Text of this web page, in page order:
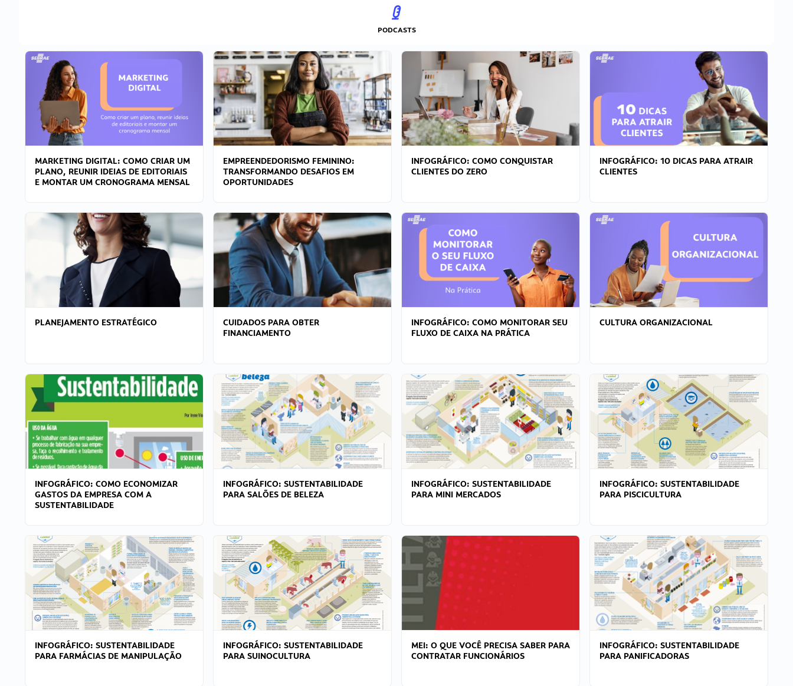
PODCASTS
MARKETING DIGITAL: COMO CRIAR UM
PLANO, REUNIR IDEIAS DE EDITORIAIS
E MONTAR UM CRONOGRAMA MENSAL
EMPREENDEDORISMO FEMININO:
TRANSFORMANDO DESAFIOS EM
OPORTUNIDADES
INFOGRÁFICO: COMO CONQUISTAR
CLIENTES DO ZERO
INFOGRÁFICO: 10 DICAS PARA ATRAIR
CLIENTES
PLANEJAMENTO ESTRATÉGICO
CUIDADOS PARA OBTER
FINANCIAMENTO
INFOGRÁFICO: COMO MONITORAR SEU
FLUXO DE CAIXA NA PRÁTICA
CULTURA ORGANIZACIONAL
INFOGRÁFICO: COMO ECONOMIZAR
GASTOS DA EMPRESA COM A
SUSTENTABILIDADE
INFOGRÁFICO: SUSTENTABILIDADE
PARA SALÕES DE BELEZA
INFOGRÁFICO: SUSTENTABILIDADE
PARA MINI MERCADOS
INFOGRÁFICO: SUSTENTABILIDADE
PARA PISCICULTURA
INFOGRÁFICO: SUSTENTABILIDADE
PARA FARMÁCIAS DE MANIPULAÇÃO
INFOGRÁFICO: SUSTENTABILIDADE
PARA SUINOCULTURA
MEI: O QUE VOCÊ PRECISA SABER PARA
CONTRATAR FUNCIONÁRIOS
INFOGRÁFICO: SUSTENTABILIDADE
PARA PANIFICADORAS